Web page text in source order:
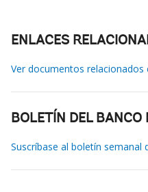
ENLACES
Ver documentos
BOLETÍN DEL BANCO
Suscríbase al boletín semanal